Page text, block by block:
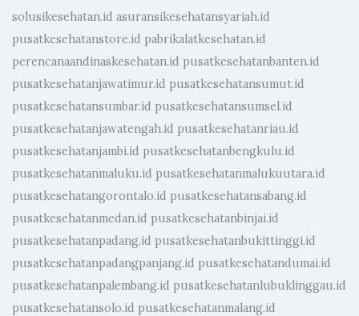
solusikesehatan.id asuransikesehatansyariah.id
pusatkesehatanstore.id pabrikalatkesehatan.id
perencanaandinaskesehatan.id pusatkesehatanbanten.id
pusatkesehatanjawatimur.id pusatkesehatansumut.id
pusatkesehatansumbar.id pusatkesehatansumsel.id
pusatkesehatanjawatengah.id pusatkesehatanriau.id
pusatkesehatanjambi.id pusatkesehatanbengkulu.id
pusatkesehatanmaluku.id pusatkesehatanmalukuutara.id
pusatkesehatangorontalo.id pusatkesehatansabang.id
pusatkesehatanmedan.id pusatkesehatanbinjai.id
pusatkesehatanpadang.id pusatkesehatanbukittinggi.id
pusatkesehatanpadangpanjang.id pusatkesehatandumai.id
pusatkesehatanpalembang.id pusatkesehatanlubuklinggau.id
pusatkesehatansolo.id pusatkesehatanmalang.id